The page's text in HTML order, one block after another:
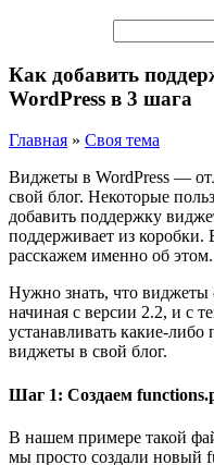
Как добавить
WordPress в 3 шага
Главная » Своя тема
Виджеты в WordPress —
свой блог. Некоторые
добавить поддержку
поддерживает из коробки.
расскажем именно об этом.
Нужно знать, что виджеты
начиная с версии 2.2, и с
устанавливать какие-
виджеты в свой блог.
Шаг 1: Создаем
В нашем примере такой
мы просто создали новый